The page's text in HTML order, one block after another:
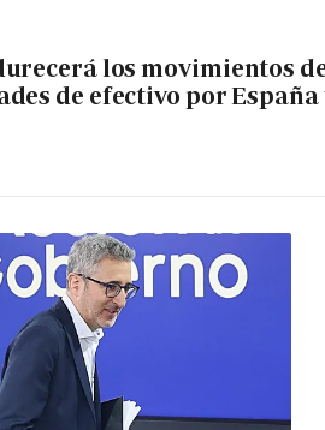
los movimientos
de efectivo por España